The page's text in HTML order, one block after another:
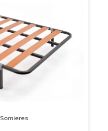
Somieres